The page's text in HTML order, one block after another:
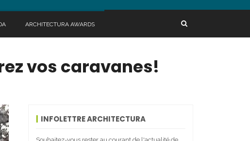
ARCHITECTURA AWARDS
vos caravanes!
INFOLETTRE ARCHITECTURA